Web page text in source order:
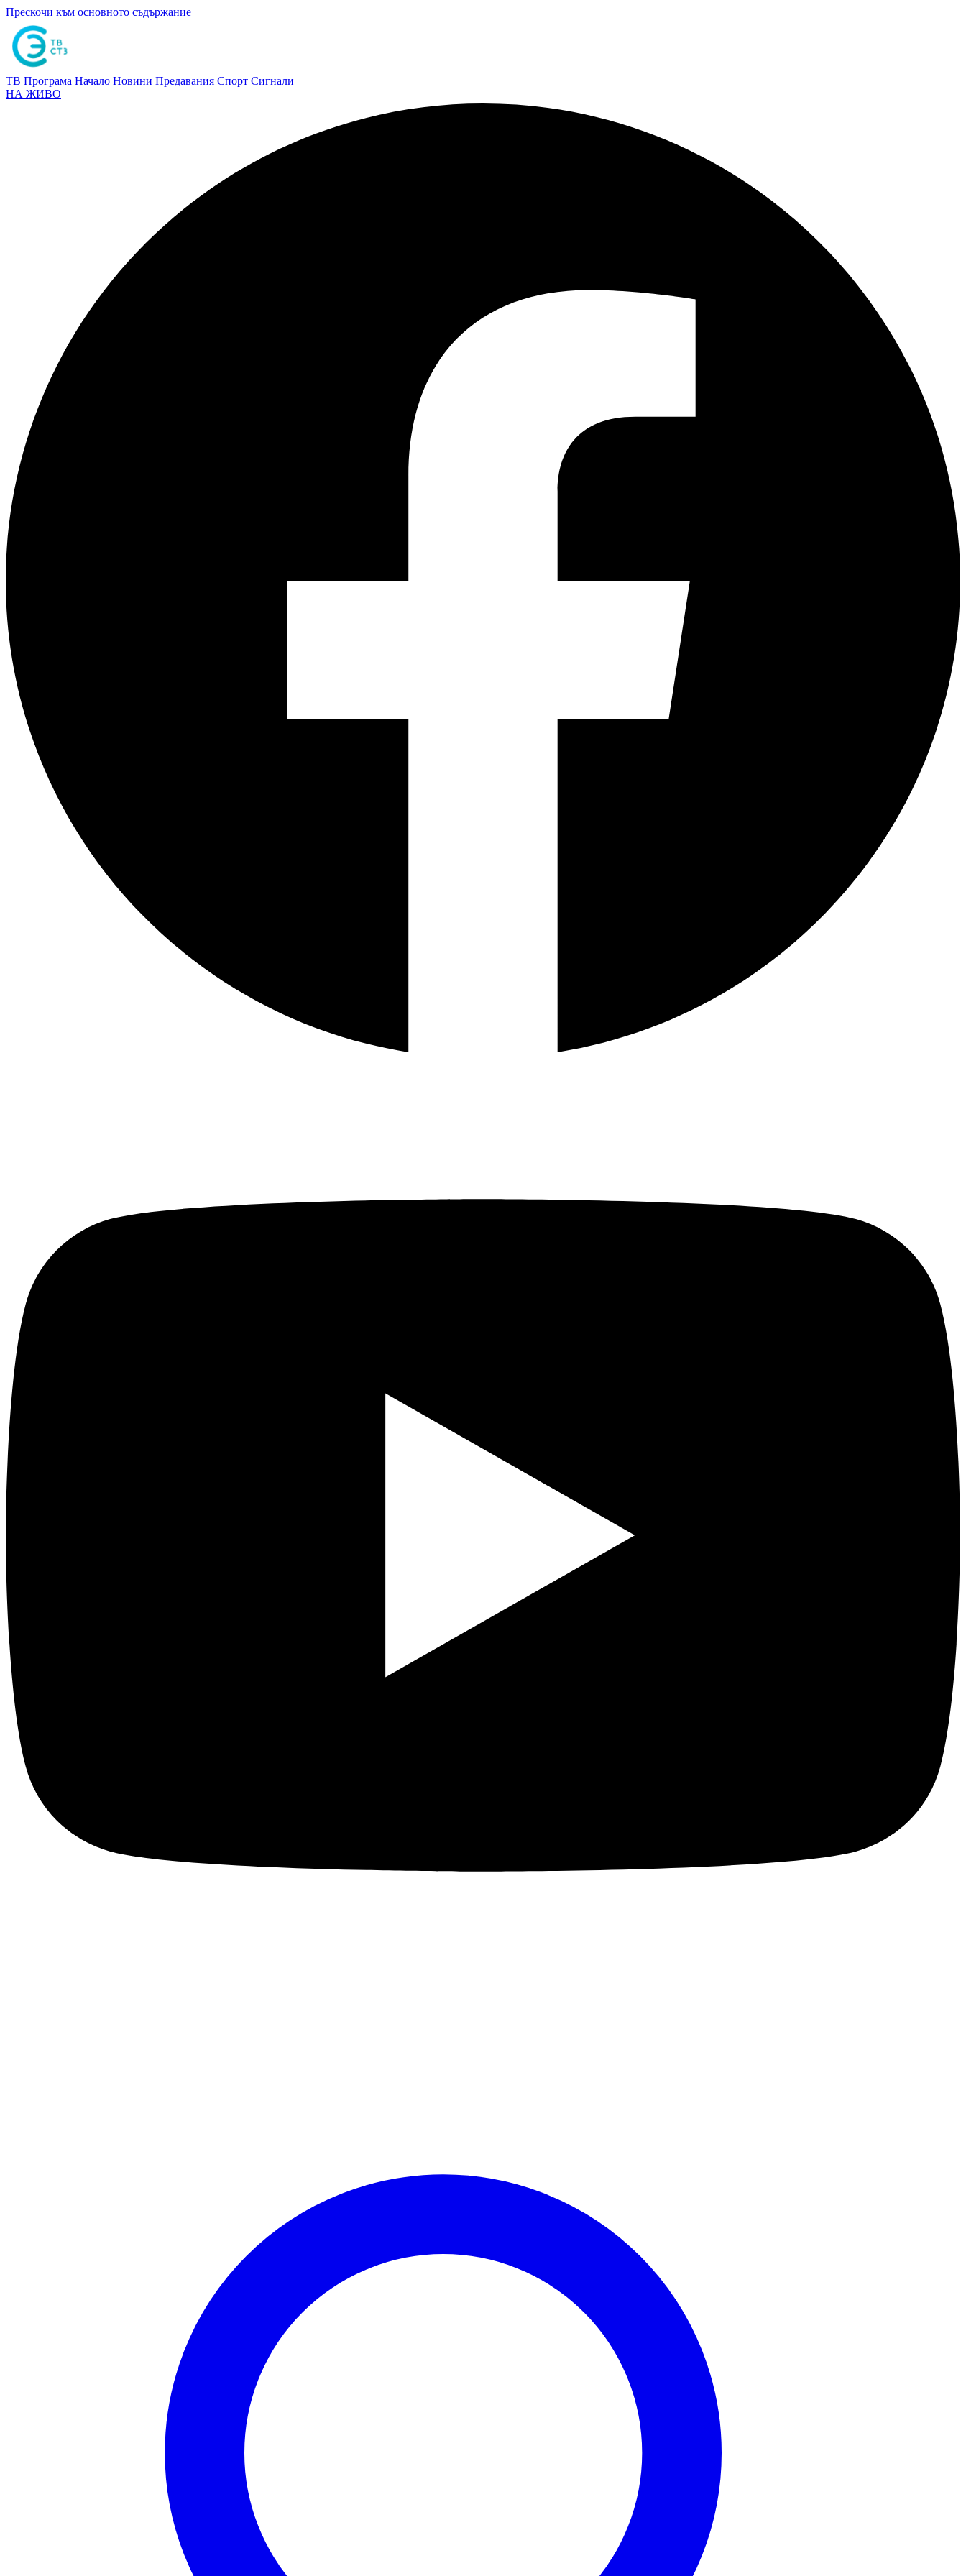
Прескочи към основното съдържание
ТВ Програма Начало Новини Предавания Спорт Сигнали
НА ЖИВО